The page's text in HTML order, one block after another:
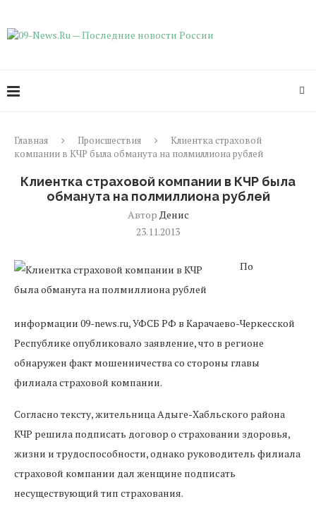
Главная Происшествия
Клиентка страховой
компании в КЧР была обманута на полмиллиона рублей
Клиентка страховой компании в КЧР была
обманута на полмиллиона рублей
Автор Денис
23.11.2013
По
информации 09-news.ru, УФСБ РФ в Карачаево-Черкесской
Республике опубликовало заявление, что в регионе
обнаружен факт мошенничества со стороны главы
филиала страховой компании.
Согласно тексту, жительница Адыге-Хабльского района
КЧР решила подписать договор о страховании здоровья,
жизни и трудоспособности, однако руководитель филиала
страховой компании дал женщине подписать
несуществующий тип страхования.